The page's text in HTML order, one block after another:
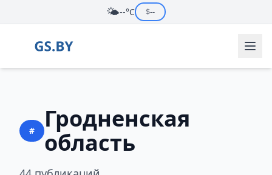
🌤️--°C $--
#
Гродненская
область